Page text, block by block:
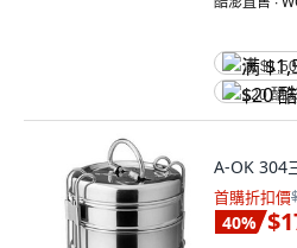
满
$20 酷
A-OK 304
首購折扣價
40%